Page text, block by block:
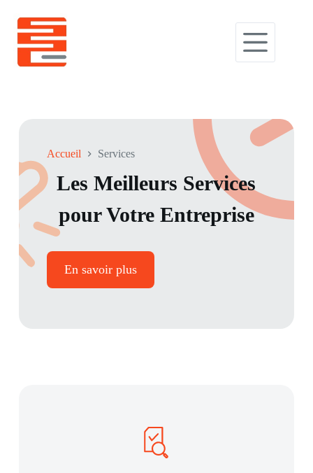
Accueil Services
Les Meilleurs Services
pour Votre Entreprise
En savoir plus